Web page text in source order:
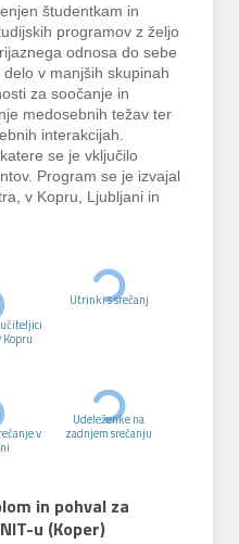
študentkam in
programov z željo
odnosa do sebe
v manjših skupinah
za soočanje in
medosebnih težav ter
interakcijah.
se je vključilo
Program se je izvajal
v Kopru, Ljubljani in
Utrinki s srečanj
v
Udeleženke na
zadnjem srečanju
in pohval za
u (Koper)